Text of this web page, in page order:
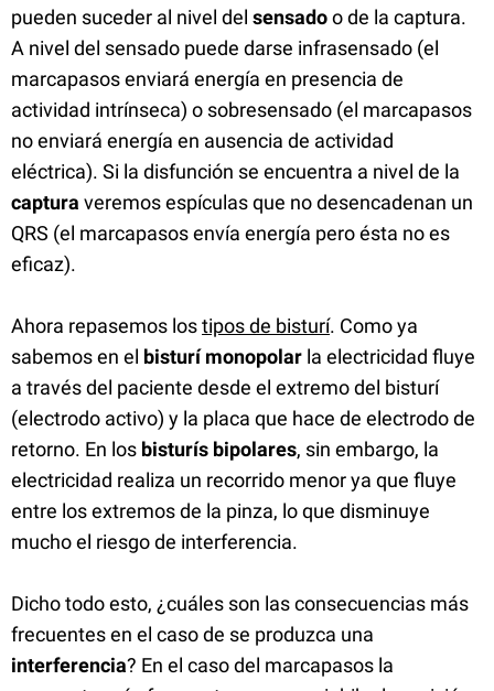
pueden suceder al nivel del sensadoo de la captura.
A nivel del sensado puede darse infrasensado (el
marcapasos enviará energía en presencia de
actividad intrínseca) o sobresensado (el marcapasos
no enviará energía en ausencia de actividad
eléctrica). Si la disfunción se encuentra a nivel de la
captura veremos espículas que no desencadenan un
QRS (el marcapasos envía energía pero ésta no es
eficaz).
Ahora repasemos lostipos de bisturí. Como ya
sabemos en el bisturí monopolar la electricidad fluye
a través del paciente desde el extremo del bisturí
(electrodo activo) y la placa que hace de electrodo de
retorno. En los bisturís bipolares, sin embargo, la
electricidad realiza un recorrido menor ya que fluye
entre los extremos de la pinza, lo que disminuye
mucho el riesgo de interferencia.
Dicho todo esto, ¿cuáles son las consecuencias más
frecuentes en el caso de se produzca una
interferencia? En el caso del marcapasos la